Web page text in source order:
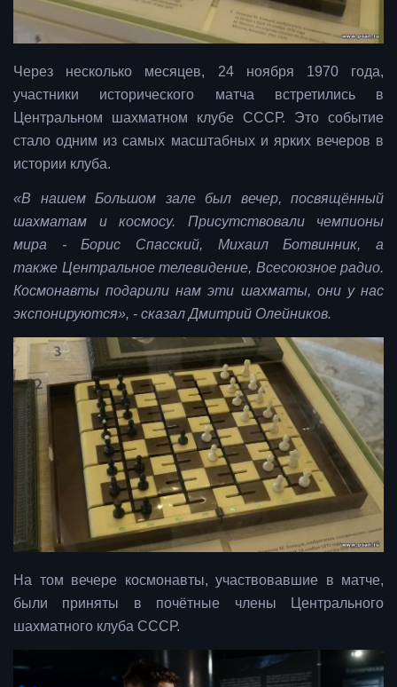
Через несколько месяцев, 24 ноября 1970 года,
участники исторического матча встретились в
Центральном шахматном клубе СССР. Это событие
стало одним из самых масштабных и ярких вечеров в
истории клуба.
«В нашем Большом зале был вечер, посвящённый
шахматам и космосу. Присутствовали чемпионы
мира - Борис Спасский, Михаил Ботвинник, а
также Центральное телевидение, Всесоюзное радио.
Космонавты подарили нам эти шахматы, они у нас
экспонируются», - сказал Дмитрий Олейников.
На том вечере космонавты, участвовавшие в матче,
были приняты в почётные члены Центрального
шахматного клуба СССР.